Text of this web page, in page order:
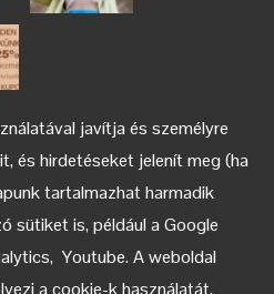
javítja és személyre
és hirdetéseket jelenít meg (ha
tartalmazhat harmadik
sütiket is, például a Google
Youtube. A weboldal
a cookie-k használatát.
Instagramon